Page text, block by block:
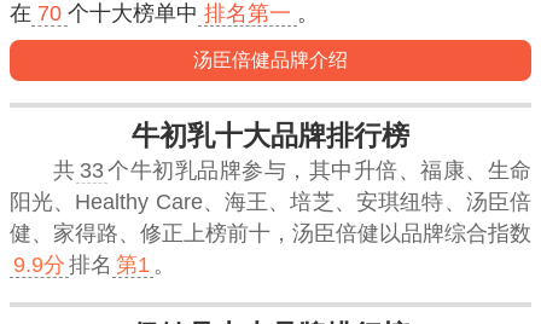
在 70 个十大榜单中 排名第一 。
汤臣倍健品牌介绍
牛初乳十大品牌排行榜
共 33个牛初乳品牌参与，其中升倍、福康、生命
阳光、Healthy Care、海王、培芝、安琪纽特、汤臣倍
健、家得路、修正上榜前十， 汤臣倍健 以品牌综合指数
9.9分 排名 第1 。